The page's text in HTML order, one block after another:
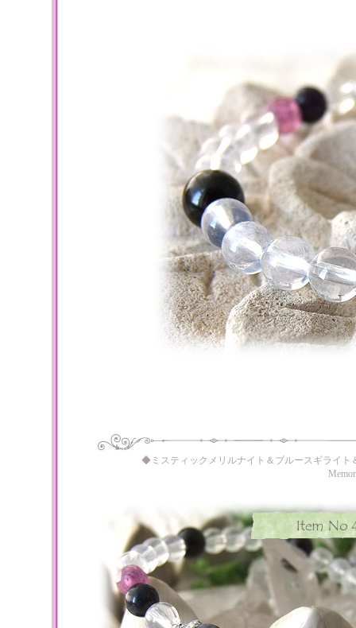
◆ミスティックメリルナイト＆ブルースギライ